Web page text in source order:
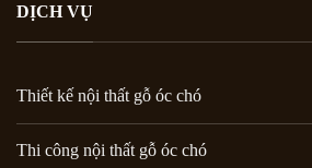
DỊCH VỤ
Thiết kế nội thất gỗ óc chó
Thi công nội thất gỗ óc chó